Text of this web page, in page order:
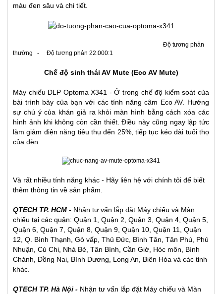
màu đen sâu và chi tiết.
Độ tương phản
thường - Độ tương phản 22.000:1
Chế độ sinh thái AV Mute (Eco AV Mute)
Máy chiếu DLP Optoma X341 - Ở trong chế độ kiểm soát của
bài trình bày của bạn với các tính năng câm Eco AV. Hướng
sự chú ý của khán giả ra khỏi màn hình bằng cách xóa các
hình ảnh khi không còn cần thiết. Điều này cũng ngay lập tức
làm giảm điện năng tiêu thụ đến 25%, tiếp tục kéo dài tuổi thọ
của đèn.
Và rất nhiều tính năng khác - Hãy liên hệ với chính tôi để biết
thêm thông tin về sản phẩm.
QTECH TP. HCM - Nhận tư vấn lắp đặt Máy chiếu và Màn
chiếu tại các quận: Quận 1, Quận 2, Quận 3, Quận 4, Quận 5,
Quận 6, Quận 7, Quận 8, Quận 9, Quận 10, Quận 11, Quận
12, Q. Bình Thạnh, Gò vấp, Thủ Đức, Bình Tân, Tân Phú, Phú
Nhuận, Củ Chi, Nhà Bè, Tân Bình, Cần Giờ, Hóc môn, Bình
Chánh, Đồng Nai, Bình Dương, Long An, Biên Hòa và các tỉnh
khác.
QTECH TP. Hà Nội - Nhận tư vấn lắp đặt Máy chiếu và Màn